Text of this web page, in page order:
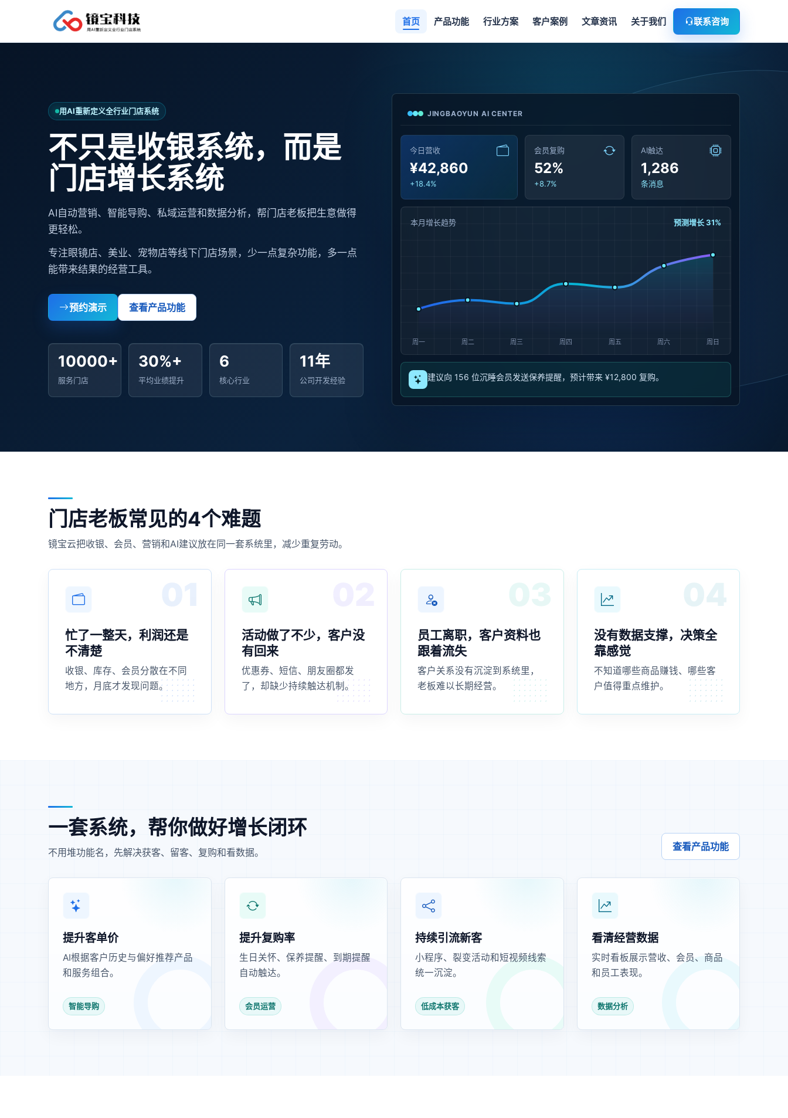
首页 产品功能 行业方案 客户案例 文章资讯 关于我们 联系咨询
用AI重新定义全行业门店系统
不只是收银系统，而是
门店增长系统
AI自动营销、智能导购、私域运营和数据分析，帮门店老板把生意做得
更轻松。
专注眼镜店、美业、宠物店等线下门店场景，少一点复杂功能，多一点
能带来结果的经营工具。
预约演示 查看产品功能
10000+
服务门店
30%+
平均业绩提升
6
核心行业
11年
公司开发经验
JINGBAOYUN AI CENTER
今日营收
¥42,860
+18.4%
会员复购
52%
+8.7%
AI触达
1,286
条消息
本月增长趋势 预测增长 31%
建议向 156 位沉睡会员发送保养提醒，预计带来 ¥12,800 复购。
门店老板常见的4个难题
镜宝云把收银、会员、营销和AI建议放在同一套系统里，减少重复劳动。
忙了一整天，利润还是
不清楚
收银、库存、会员分散在不同
地方，月底才发现问题。
活动做了不少，客户没
有回来
优惠券、短信、朋友圈都发
了，却缺少持续触达机制。
03
员工离职，客户资料也
跟着流失
客户关系没有沉淀到系统里，
老板难以长期经营。
04
没有数据支撑，决策全
靠感觉
不知道哪些商品赚钱、哪些客
户值得重点维护。
一套系统，帮你做好增长闭环
不用堆功能名，先解决获客、留客、复购和看数据。 查看产品功能
提升客单价
AI根据客户历史与偏好推荐产品
和服务组合。
智能导购
提升复购率
生日关怀、保养提醒、到期提醒
自动触达。
会员运营
持续引流新客
小程序、裂变活动和短视频线索
统一沉淀。
低成本获客
看清经营数据
实时看板展示营收、会员、商品
和员工表现。
数据分析